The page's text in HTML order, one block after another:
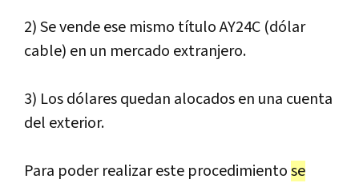
2) Se vende ese mismo título AY24C (dólar
cable) en un mercado extranjero.
3) Los dólares quedan alocados en una cuenta
del exterior.
Para poder realizar este procedimientose